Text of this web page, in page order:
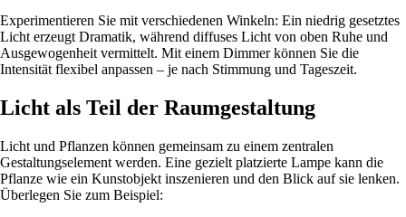
Experimentieren Sie mit verschiedenen Winkeln: Ein niedrig gesetztes
Licht erzeugt Dramatik, während diffuses Licht von oben Ruhe und
Ausgewogenheit vermittelt. Mit einem Dimmer können Sie die
Intensität flexibel anpassen – je nach Stimmung und Tageszeit.
Licht als Teil der Raumgestaltung
Licht und Pflanzen können gemeinsam zu einem zentralen
Gestaltungselement werden. Eine gezielt platzierte Lampe kann die
Pflanze wie ein Kunstobjekt inszenieren und den Blick auf sie lenken.
Überlegen Sie zum Beispiel: